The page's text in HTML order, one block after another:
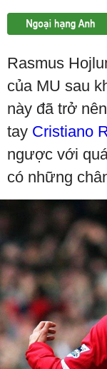
Rasmus
của MU sau
này đã trở
tay Cristiano
ngược với
có những